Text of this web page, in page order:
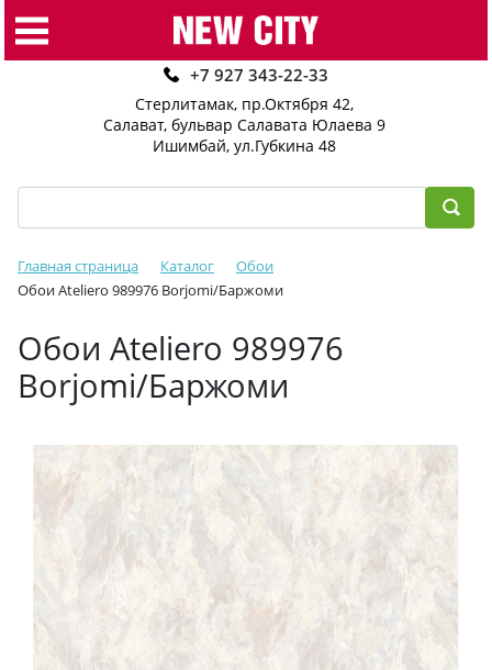
+7 927 343-22-33
Стерлитамак, пр.Октября 42,
Салават, бульвар Салавата Юлаева 9
Ишимбай, ул.Губкина 48
Главная страница Каталог
Обои
Обои Ateliero 989976 Borjomi/Баржоми
Обои Ateliero 989976
Borjomi/Баржоми